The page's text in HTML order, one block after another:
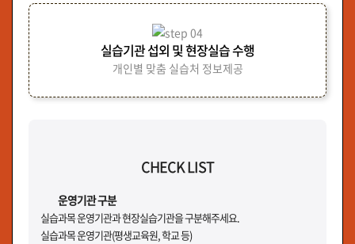
실습기관 섭외 및 현장실습 수행
개인별 맞춤 실습처 정보제공
CHECK LIST
운영기관 구분
실습과목 운영기관과 현장실습기관을 구분해주세요.
실습과목 운영기관(평생교육원, 학교 등)